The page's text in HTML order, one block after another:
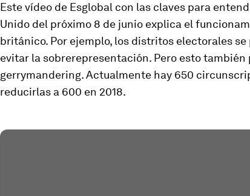
Este vídeo de Esglobal con las claves para
Unido del próximo 8 de junio explica el
británico. Por ejemplo, los distritos electorales
evitar la sobrerepresentación. Pero esto también
gerrymandering.Actualmente hay 650
reducirlas a 600 en 2018.